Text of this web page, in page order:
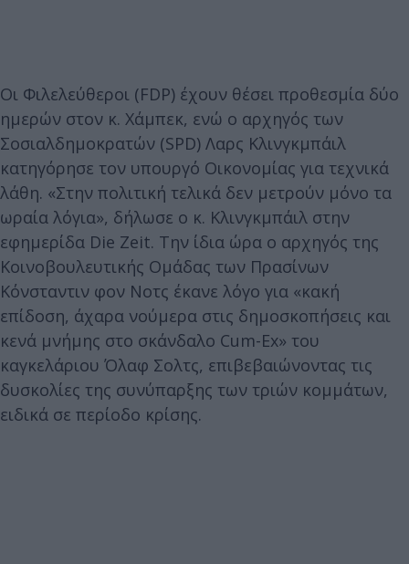
Οι Φιλελεύθεροι (FDP) έχουν θέσει προθεσμία δύο
ημερών στον κ. Χάμπεκ, ενώ ο αρχηγός των
Σοσιαλδημοκρατών (SPD) Λαρς Κλινγκμπάιλ
κατηγόρησε τον υπουργό Οικονομίας για τεχνικά
λάθη. «Στην πολιτική τελικά δεν μετρούν μόνο τα
ωραία λόγια», δήλωσε ο κ. Κλινγκμπάιλ στην
εφημερίδα Die Zeit. Την ίδια ώρα ο αρχηγός της
Κοινοβουλευτικής Ομάδας των Πρασίνων
Κόνσταντιν φον Νοτς έκανε λόγο για «κακή
επίδοση, άχαρα νούμερα στις δημοσκοπήσεις και
κενά μνήμης στο σκάνδαλο Cum-Ex» του
καγκελάριου Όλαφ Σολτς, επιβεβαιώνοντας τις
δυσκολίες της συνύπαρξης των τριών κομμάτων,
ειδικά σε περίοδο κρίσης.